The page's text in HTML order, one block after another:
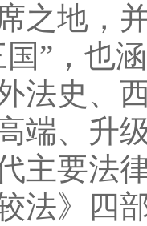
之地，
国” ，也
法史、
端、升
代主要法
较法》四